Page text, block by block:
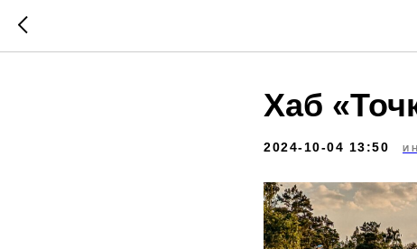
Хаб
2024-10-04 13:50